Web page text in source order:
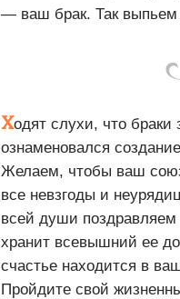
— ваш брак. Так выпьем
Ходят слухи, что
ознаменовался
Желаем, чтобы ваш
все невзгоды и
всей души
хранит всевышний ее
счастье находится в
Пройдите свой